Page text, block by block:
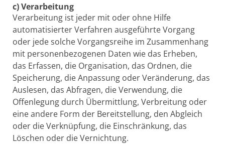
c) Verarbeitung
Verarbeitung ist jeder mit oder ohne Hilfe
automatisierter Verfahren ausgeführte Vorgang
oder jede solche Vorgangsreihe im Zusammenhang
mit personenbezogenen Daten wie das Erheben,
das Erfassen, die Organisation, das Ordnen, die
Speicherung, die Anpassung oder Veränderung, das
Auslesen, das Abfragen, die Verwendung, die
Offenlegung durch Übermittlung, Verbreitung oder
eine andere Form der Bereitstellung, den Abgleich
oder die Verknüpfung, die Einschränkung, das
Löschen oder die Vernichtung.